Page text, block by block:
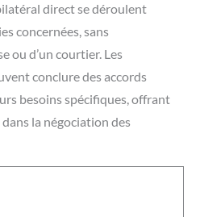
direct se déroulent
concernées, sans
ou d’un courtier. Les
conclure des accords
besoins spécifiques, offrant
la négociation des